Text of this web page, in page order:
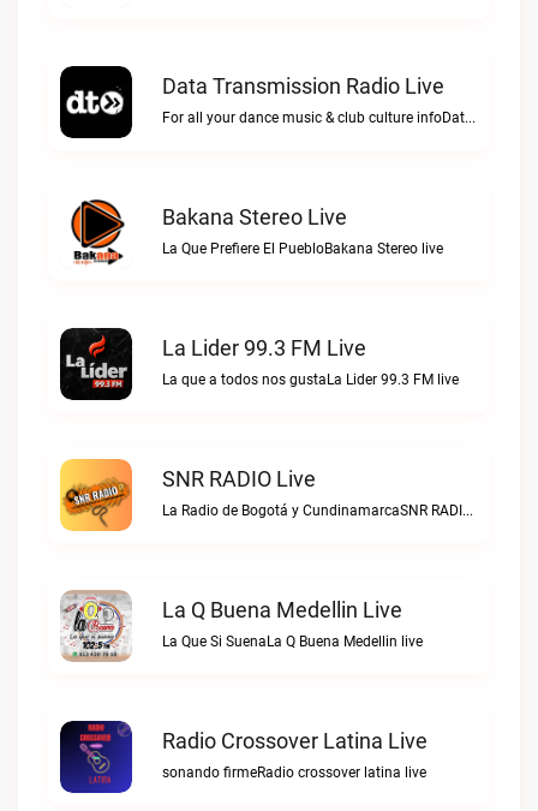
Data Transmission Radio Live
For all your dance music & club culture infoData Transmission Radio live
Bakana Stereo Live
La Que Prefiere El PuebloBakana Stereo live
La Lider 99.3 FM Live
La que a todos nos gustaLa Lider 99.3 FM live
SNR RADIO Live
La Radio de Bogotá y CundinamarcaSNR RADIO live
La Q Buena Medellin Live
La Que Si SuenaLa Q Buena Medellin live
Radio Crossover Latina Live
sonando firmeRadio crossover latina live